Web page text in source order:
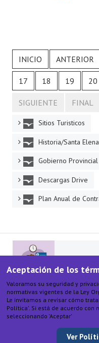
INICIO ANTERIOR
17 18 19 20
SIGUIENTE FINAL
Sitios Turisticos
Historia/Santa Elena
Gobierno Provincial
Descargas Drive
Plan Anual de
Aceptación de los
Valoramos su seguridad y
normativas vigentes de la Ley
Le invitamos a revisar cómo
Política'. Si está de acuerdo
seleccionando 'Aceptar'
Ver